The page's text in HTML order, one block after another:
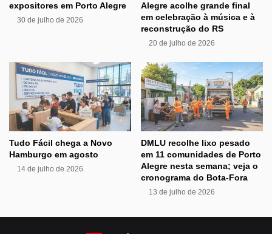
expositores em Porto Alegre
30 de julho de 2026
Alegre acolhe grande final
em celebração à música e à
reconstrução do RS
20 de julho de 2026
Tudo Fácil chega a Novo
Hamburgo em agosto
14 de julho de 2026
DMLU recolhe lixo pesado
em 11 comunidades de Porto
Alegre nesta semana; veja o
cronograma do Bota-Fora
13 de julho de 2026